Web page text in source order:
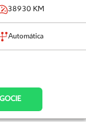
38930 KM
Automática